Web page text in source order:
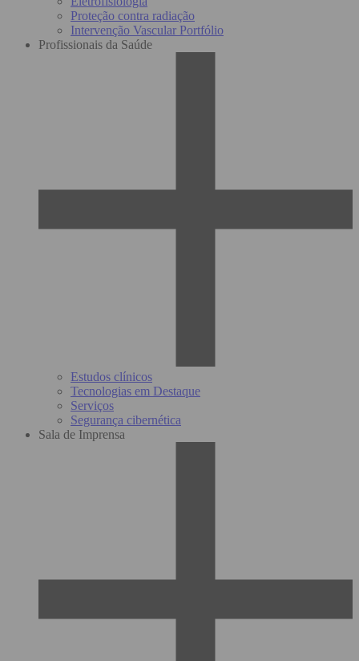
Proteção contra radiação
Intervenção Vascular Portfólio
Profissionais da Saúde
Estudos clínicos
Tecnologias em Destaque
Serviços
Segurança cibernética
Sala de Imprensa